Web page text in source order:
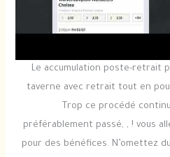
Le accumulation poste-retrait
taverne avec retrait tout en
Trop ce procédé
préférablement passé, , ! vous
pour des bénéfices. N’omettez